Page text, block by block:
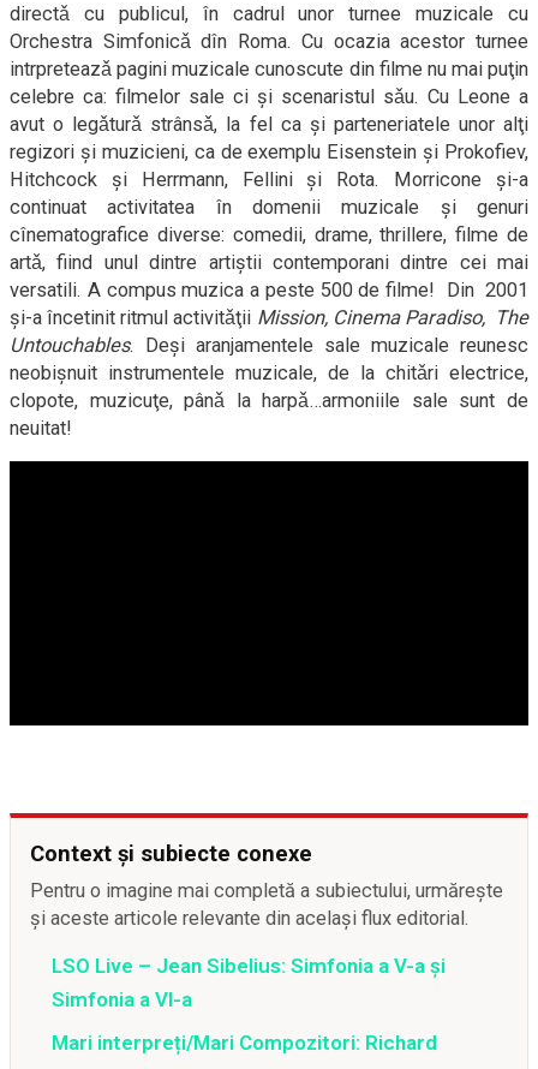
directǎ cu publicul, în cadrul unor turnee muzicale cu
Orchestra Simfonicǎ dîn Roma. Cu ocazia acestor turnee
intrpreteazǎ pagini muzicale cunoscute din filme nu mai puţin
celebre ca: filmelor sale ci şi scenaristul sǎu. Cu Leone a
avut o legǎturǎ strânsǎ, la fel ca şi parteneriatele unor alţi
regizori şi muzicieni, ca de exemplu Eisenstein şi Prokofiev,
Hitchcock şi Herrmann, Fellini şi Rota. Morricone şi-a
continuat activitatea în domenii muzicale şi genuri
cînematografice diverse: comedii, drame, thrillere, filme de
artǎ, fiind unul dintre artiştii contemporani dintre cei mai
versatili. A compus muzica a peste 500 de filme! Din 2001
şi-a încetinit ritmul activitǎţii Mission, Cinema Paradiso, The
Untouchables. Deşi aranjamentele sale muzicale reunesc
neobişnuit instrumentele muzicale, de la chitǎri electrice,
clopote, muzicuţe, pânǎ la harpǎ…armoniile sale sunt de
neuitat!
Context și subiecte conexe
Pentru o imagine mai completă a subiectului, urmărește
și aceste articole relevante din același flux editorial.
LSO Live – Jean Sibelius: Simfonia a V-a și
Simfonia a VI-a
Mari interpreți/Mari Compozitori: Richard